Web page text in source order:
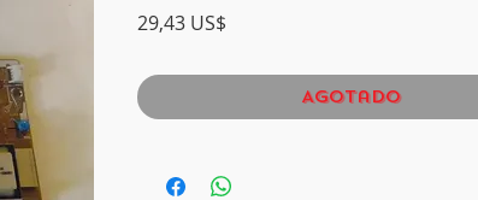
29,43 US$
Agotado